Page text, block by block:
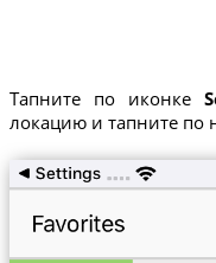
Тапните по иконке
локацию и тапните по